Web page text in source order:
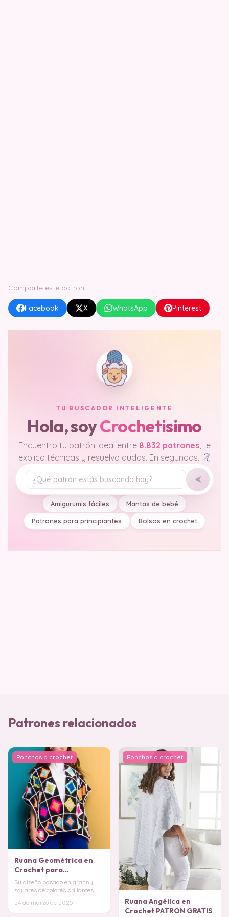
Comparte este patrón
Facebook X WhatsApp Pinterest
TU BUSCADOR INTELIGENTE
Hola, soyCrochetisimo
Encuentro tu patrón ideal entre 8.832 patrones, te
explico técnicas y resuelvo dudas. En segundos.
Tu pregunta
Amigurumis fáciles Mantas de bebé
Patrones para principiantes Bolsos en crochet
Patrones relacionados
Ponchos a crochet
Ruana Geométrica en
Crochet para
Principiantes PATRON
Su diseño basado en granny
squares de colores brillantes
efecto visual
24 de marzo de 2025
Ponchos a crochet
Ruana Angélica en
Crochet PATRON GRATIS